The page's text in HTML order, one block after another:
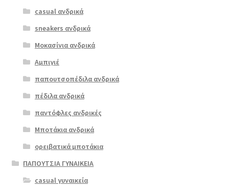
boxer 52327
μαύρο
ΠΡΟΣΦΟΡΆ!
65.00
Original
price
€65.00.
€ 55.00Η
τρέχουσα
είναι:
€55.00.
πολλαπλές
επιλογές
μπορούν
επιλεγούν
στη
σελίδα
προϊόντος
casual ανδρικά
sneakers ανδρικά
Μοκασίνια ανδρικά
Αμπιγιέ
παπουτσοπέδιλα ανδρικά
πέδιλα ανδρικά
παντόφλες ανδρικές
Μποτάκια ανδρικά
ορειβατικά μποτάκια
ΠΑΠΟΥΤΣΙΑ ΓΥΝΑΙΚΕΙΑ
casual γυναικεία